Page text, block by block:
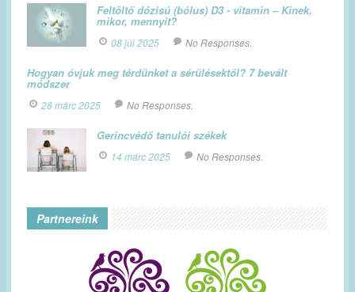
Feltöltő dózisú (bólus) D3 - vitamin – Kinek,
mikor, mennyit?
08 júl 2025 No Responses.
Hogyan óvjuk meg térdünket a sérülésektől? 7 bevált
módszer
28 márc 2025 No Responses.
Gerincvédő tanulói székek
14 márc 2025 No Responses.
Partnereink